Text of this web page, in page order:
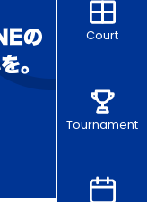
Court
Tournament